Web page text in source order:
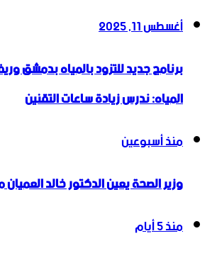
أغسطس 11, 2025
برنامج جديد للتزود بالمياه بدمشق
المياه: ندرس زيادة ساعات التقنين
منذ أسبوعين
وزير الصحة يعين الدكتور خالد
منذ 5 أيام